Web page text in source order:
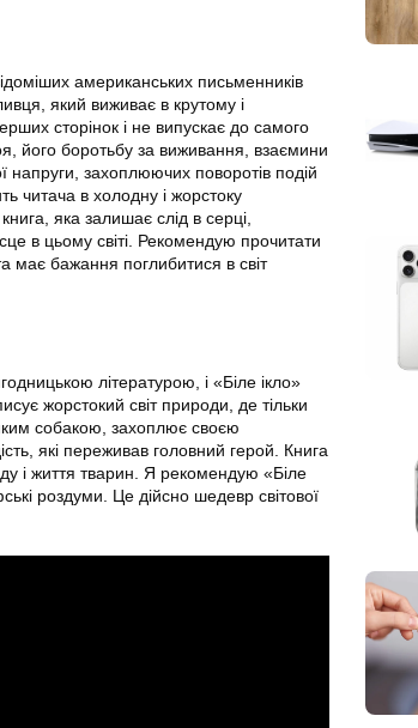
американських письменників
який виживає в крутому і
сторінок і не випускає до самого
його боротьбу за виживання, взаємини
напруги, захоплюючих поворотів подій
читача в холодну і жорстоку
яка залишає слід в серці,
в цьому світі. Рекомендую прочитати
має бажання поглибитися в світ
літературою, і «Біле ікло»
жорстокий світ природи, де тільки
собакою, захоплює своєю
які переживав головний герой. Книга
і життя тварин. Я рекомендую «Біле
роздуми. Це дійсно шедевр світової